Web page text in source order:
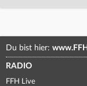
Du bist hier:
RADIO
FFH Live